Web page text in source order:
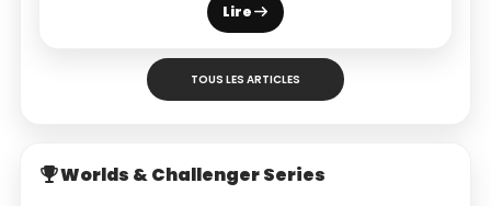
Lire
TOUS LES ARTICLES
Worlds & Challenger Series